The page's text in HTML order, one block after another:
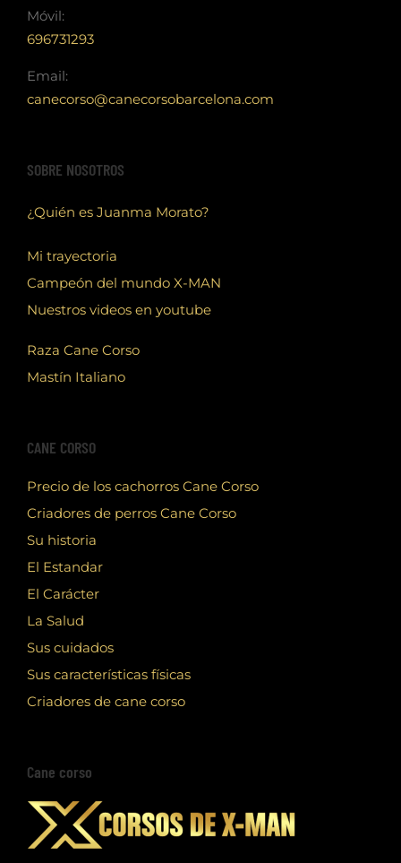
Móvil:
696731293
Email:
canecorso@canecorsobarcelona.com
SOBRE NOSOTROS
¿Quién es Juanma Morato?
Mi trayectoria
Campeón del mundo X-MAN
Nuestros videos en youtube
Raza Cane Corso
Mastín Italiano
CANE CORSO
Precio de los cachorros Cane Corso
Criadores de perros Cane Corso
Su historia
El Estandar
El Carácter
La Salud
Sus cuidados
Sus características físicas
Criadores de cane corso
Cane corso